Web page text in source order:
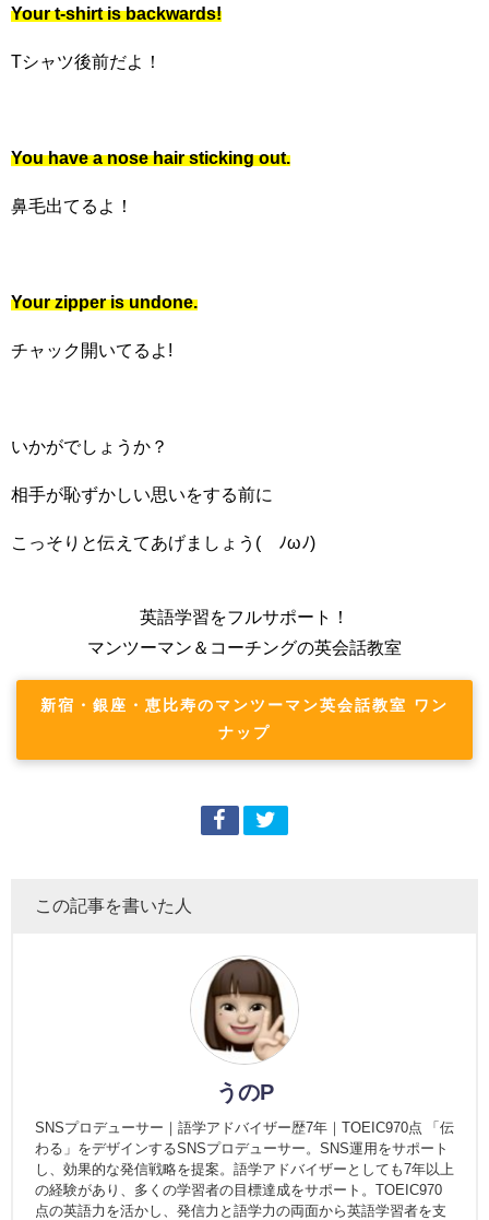
Your t-shirt is backwards!
Tシャツ後前だよ！
You have a nose hair sticking out.
鼻毛出てるよ！
Your zipper is undone.
チャック開いてるよ!
いかがでしょうか？
相手が恥ずかしい思いをする前に
こっそりと伝えてあげましょう( ﾉωﾉ)
英語学習をフルサポート！
マンツーマン＆コーチングの英会話教室
新宿・銀座・恵比寿のマンツーマン英会話教室 ワン
ナップ
この記事を書いた人
うのP
SNSプロデューサー｜語学アドバイザー歴7年｜TOEIC970点 「伝
わる」をデザインするSNSプロデューサー。SNS運用をサポート
し、効果的な発信戦略を提案。語学アドバイザーとしても7年以上
の経験があり、多くの学習者の目標達成をサポート。TOEIC970
点の英語力を活かし、発信力と語学力の両面から英語学習者を支